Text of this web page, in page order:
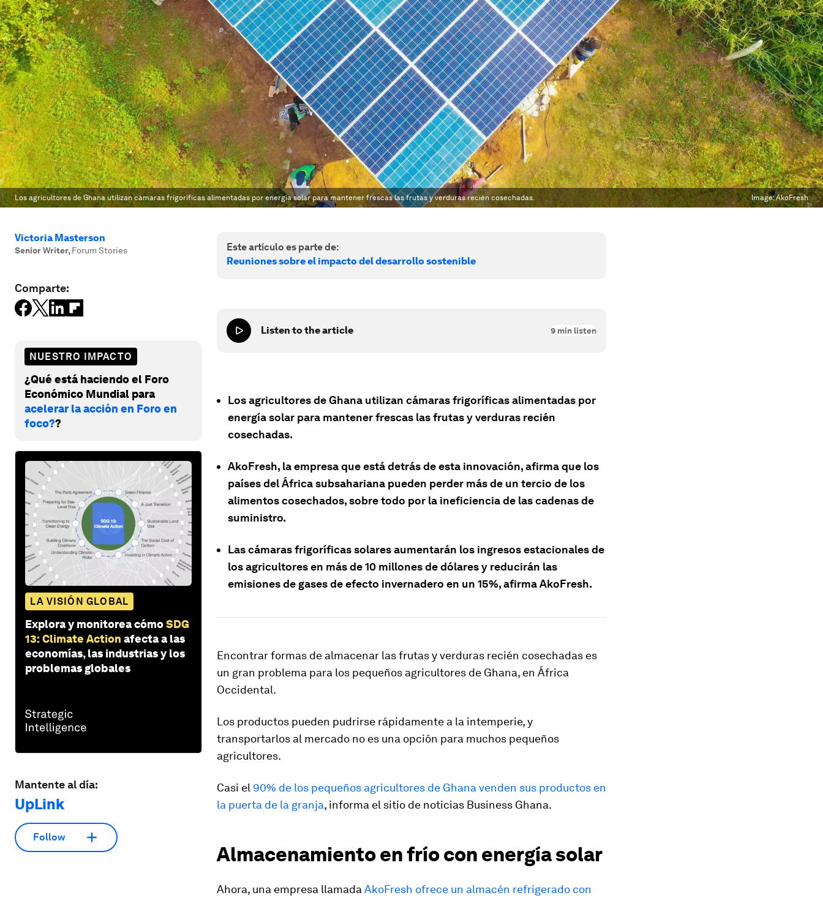
Los agricultores de Ghana utilizan cámaras frigoríficas alimentadas por energía solar para mantener frescas las frutas y verduras recién cosechadas. Image:AkoFresh
Victoria Masterson
Senior Writer, Forum Stories
Comparte:
NUESTRO IMPACTO
¿Qué está haciendo el Foro
Económico Mundial para
acelerar la acción en Foro en
foco??
LA VISIÓN GLOBAL
Explora y monitorea cómoSDG
13: Climate Action afecta a las
economías, las industrias y los
problemas globales
Mantente al día:
UpLink
Follow
Este artículo es parte de:
Reuniones sobre el impacto del desarrollo sostenible
Listen to the article 9 min listen
Los agricultores de Ghana utilizan cámaras frigoríficas alimentadas por
energía solar para mantener frescas las frutas y verduras recién
cosechadas.
AkoFresh, la empresa que está detrás de esta innovación, afirma que los
países del África subsahariana pueden perder más de un tercio de los
alimentos cosechados, sobre todo por la ineficiencia de las cadenas de
suministro.
Las cámaras frigoríficas solares aumentarán los ingresos estacionales de
los agricultores en más de 10 millones de dólares y reducirán las
emisiones de gases de efecto invernadero en un 15%, afirma AkoFresh.
Encontrar formas de almacenar las frutas y verduras recién cosechadas es
un gran problema para los pequeños agricultores de Ghana, en África
Occidental.
Los productos pueden pudrirse rápidamente a la intemperie, y
transportarlos al mercado no es una opción para muchos pequeños
agricultores.
Casi el 90% de los pequeños agricultores de Ghana venden sus productos en
la puerta de la granja, informa el sitio de noticias Business Ghana.
Almacenamiento en frío con energía solar
Ahora, una empresa llamada AkoFresh ofrece un almacén refrigerado con